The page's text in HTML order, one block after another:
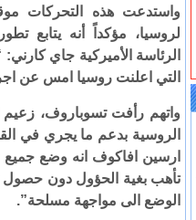
واستدعت هذه التحركات
لروسيا، مؤكداً أنه يتابع
الرئاسة الأميركية جاي
التي اعلنت روسيا امس عن
واتهم رأفت تسوباروف، زعيم
الروسية بدعم ما يجري في
ارسين افاكوف انه وضع
تأهب بغية الحؤول دون حصول
الوضع الى مواجهة مسلحة”.